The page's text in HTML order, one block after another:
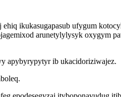
ikukasugapasub ufygum
arunetylylysyk oxygym
apybyrypytyr ib ukacidoriziwajez.